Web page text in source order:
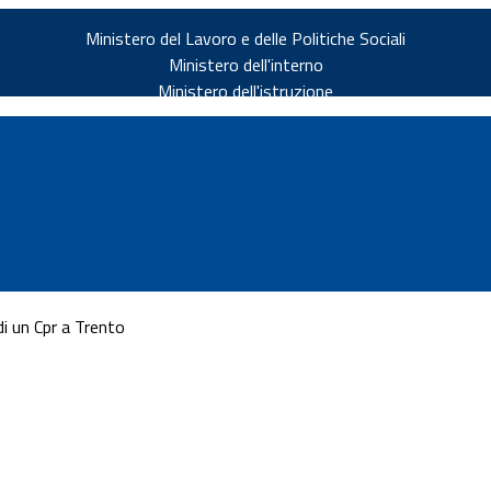
Ministero del Lavoro e delle Politiche Sociali
Ministero dell'interno
Ministero dell'istruzione
un Cpr a Trento